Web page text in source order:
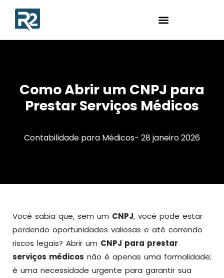
Como Abrir um CNPJ para
Prestar Serviços Médicos
Contabilidade para Médicos- 28 janeiro 2026
Você sabia que, sem um CNPJ, você pode estar
perdendo oportunidades valiosas e até correndo
riscos legais? Abrir um CNPJ para prestar
serviços médicos não é apenas uma formalidade;
é uma necessidade urgente para garantir sua